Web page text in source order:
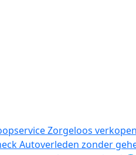
Zorgeloos
Autoverleden zonder